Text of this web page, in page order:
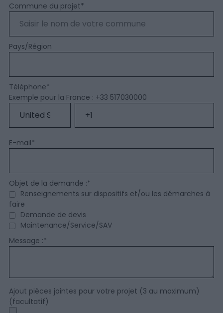
Commune du projet*
Pays/Région
Téléphone*
Exemple pour la France : +33 517030000
E-mail*
Objet de la demande :*
Renseignements sur dispositifs et/ou les démarches à
faire
Demande de devis
Maintenance/Service/SAV
Message :*
Ajout pièces jointes pour votre projet (3 au maximum)
(facultatif)